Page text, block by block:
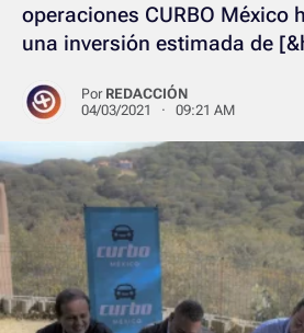
operaciones CURBO México
una inversión estimada de
Por REDACCIÓN
04/03/2021 · 09:21 AM